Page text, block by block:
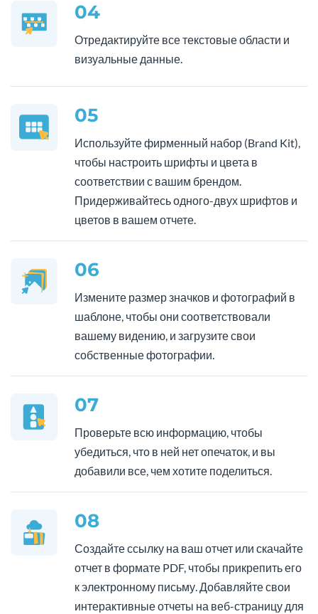
04
Отредактируйте все текстовые области и
визуальные данные.
05
Используйте фирменный набор (Brand Kit),
чтобы настроить шрифты и цвета в
соответствии с вашим брендом.
Придерживайтесь одного-двух шрифтов и
цветов в вашем отчете.
06
Измените размер значков и фотографий в
шаблоне, чтобы они соответствовали
вашему видению, и загрузите свои
собственные фотографии.
07
Проверьте всю информацию, чтобы
убедиться, что в ней нет опечаток, и вы
добавили все, чем хотите поделиться.
08
Создайте ссылку на ваш отчет или скачайте
отчет в формате PDF, чтобы прикрепить его
к электронному письму. Добавляйте свои
интерактивные отчеты на веб-страницу для